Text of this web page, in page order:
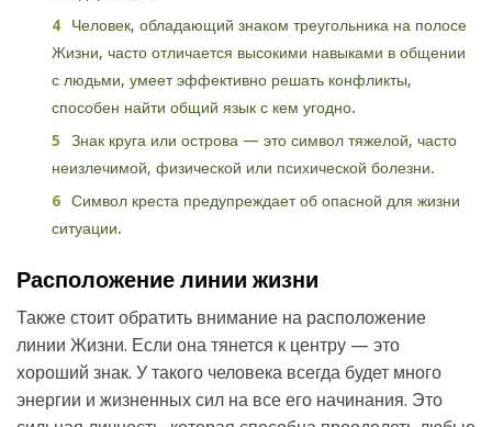
Человек, обладающий знаком треугольника на полосе
Жизни, часто отличается высокими навыками в общении
с людьми, умеет эффективно решать конфликты,
способен найти общий язык с кем угодно.
Знак круга или острова — это символ тяжелой, часто
неизлечимой, физической или психической болезни.
Символ креста предупреждает об опасной для жизни
ситуации.
Расположение линии жизни
Также стоит обратить внимание на расположение
линии Жизни. Если она тянется к центру — это
хороший знак. У такого человека всегда будет много
энергии и жизненных сил на все его начинания. Это